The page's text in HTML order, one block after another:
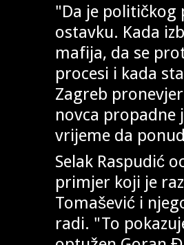
"Da je političkog
ostavku. Kada
mafija, da se
procesi i kada
Zagreb
novca propadne
vrijeme da
Selak Raspudić
primjer koji je
Tomašević i
radi. "To